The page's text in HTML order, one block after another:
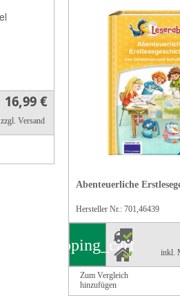
16,99 €
zzgl. Versand
Abenteuerliche
Hersteller Nr.: 701,46439
inkl.
shopping_cart
Zum Vergleich
hinzufügen